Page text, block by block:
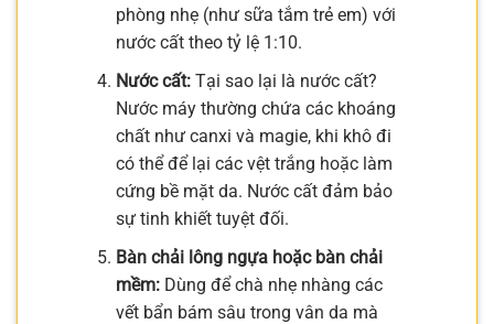
phòng nhẹ (như sữa tắm trẻ em) với
nước cất theo tỷ lệ 1:10.
Nước cất:Tại sao lại là nước cất?
Nước máy thường chứa các khoáng
chất như canxi và magie, khi khô đi
có thể để lại các vệt trắng hoặc làm
cứng bề mặt da. Nước cất đảm bảo
sự tinh khiết tuyệt đối.
Bàn chải lông ngựa hoặc bàn chải
mềm:Dùng để chà nhẹ nhàng các
vết bẩn bám sâu trong vân da mà